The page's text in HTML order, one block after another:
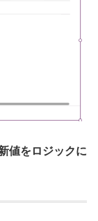
値をロジックに